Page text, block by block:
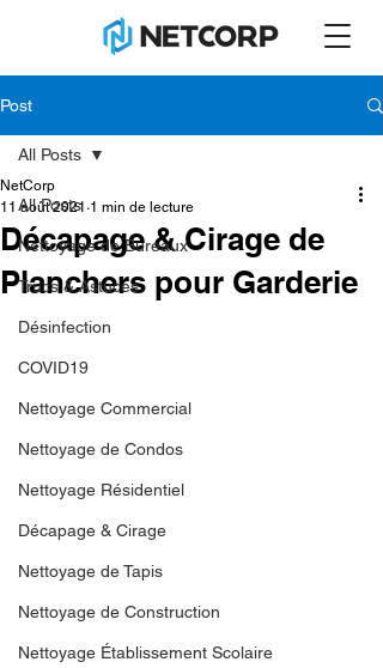
Post
All Posts
Nettoyage de Bureaux
Trucs & Astuces
Désinfection
COVID19
Nettoyage Commercial
Nettoyage de Condos
Nettoyage Résidentiel
Décapage & Cirage
Nettoyage de Tapis
Nettoyage de Construction
Nettoyage Établissement Scolaire
All Posts
Décapage & Cirage de
Planchers pour Garderie
NetCorp
11 août 2021 1 min de lecture